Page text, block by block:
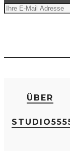
ÜBER